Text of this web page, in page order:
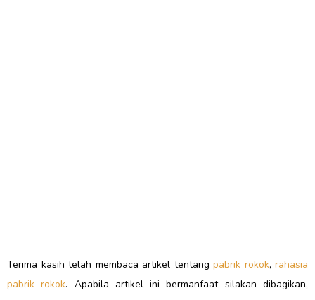
Terima kasih telah membaca artikel tentang pabrik rokok, rahasia
pabrik rokok. Apabila artikel ini bermanfaat silakan dibagikan,